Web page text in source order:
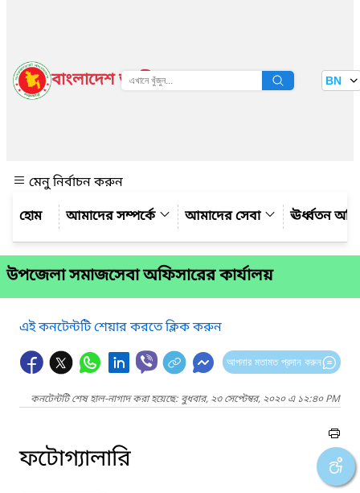
বাংলাদেশ জাতীয় তথ্য বাতায়ন BN
মেনু নির্বাচন করুন
আমাদের সম্পর্কে
আমাদের সেবা ঊর্ধ্বতন
উপজেলা সমাজসেবা অফিসারের কার্যালয়
এই কনটেন্টটি শেয়ার করতে ক্লিক করুন
আপনার মতামত প্রদান করুন
কনটেন্টটি শেষ হাল-নাগাদ করা হয়েছে: বুধবার, ২৩ সেপ্টেম্বর, ২০২০ এ ১২:৪০ PM
ফটোগ্যালারি